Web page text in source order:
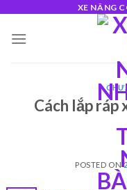
content
XE NÂNG
Cách lắp ráp
POSTED ON